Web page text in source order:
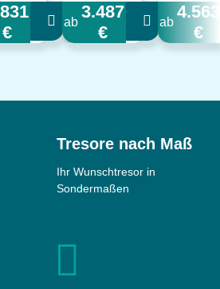
€
ab
3.487
€
ab
4.563
€
Tresore nach Maß
Ihr Wunschtresor in
Sondermaßen